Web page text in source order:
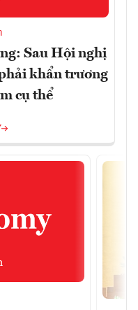
Sau Hội nghị
khẩn trương
cụ thể